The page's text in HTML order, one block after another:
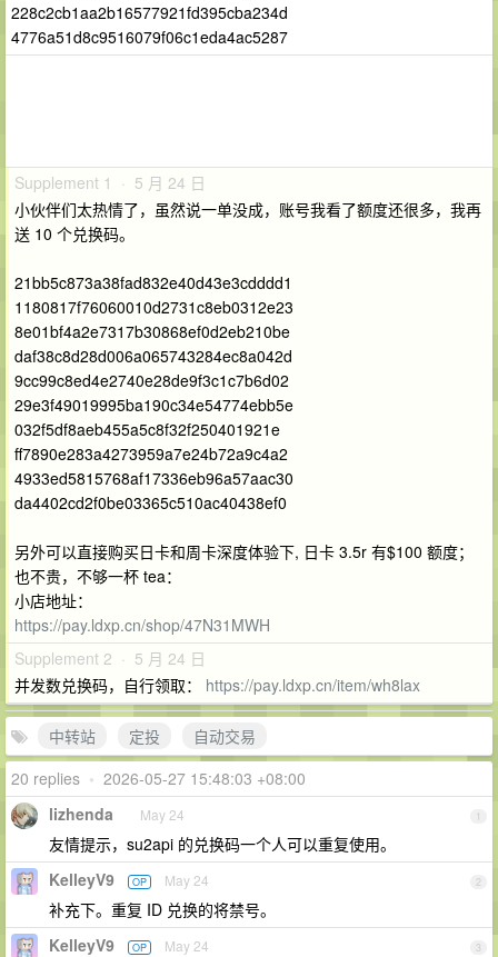
228c2cb1aa2b16577921fd395cba234d
4776a51d8c9516079f06c1eda4ac5287
Supplement 1 · 5 月 24 日
小伙伴们太热情了，虽然说一单没成，账号我看了额度还很多，我再
送 10 个兑换码。
21bb5c873a38fad832e40d43e3cdddd1
1180817f76060010d2731c8eb0312e23
8e01bf4a2e7317b30868ef0d2eb210be
daf38c8d28d006a065743284ec8a042d
9cc99c8ed4e2740e28de9f3c1c7b6d02
29e3f49019995ba190c34e54774ebb5e
032f5df8aeb455a5c8f32f250401921e
ff7890e283a4273959a7e24b72a9c4a2
4933ed5815768af17336eb96a57aac30
da4402cd2f0be03365c510ac40438ef0
另外可以直接购买日卡和周卡深度体验下, 日卡 3.5r 有$100 额度；
也不贵，不够一杯 tea：
小店地址：
https://pay.ldxp.cn/shop/47N31MWH
Supplement 2 · 5 月 24 日
并发数兑换码，自行领取： https://pay.ldxp.cn/item/wh8lax
中转站 定投
自动交易
20 replies • 2026-05-27 15:48:03 +08:00
1
lizhenda May 24
友情提示，su2api 的兑换码一个人可以重复使用。
2
KelleyV9 OP May 24
补充下。重复 ID 兑换的将禁号。
3
KelleyV9 OP May 24